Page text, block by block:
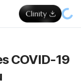
COVID-19